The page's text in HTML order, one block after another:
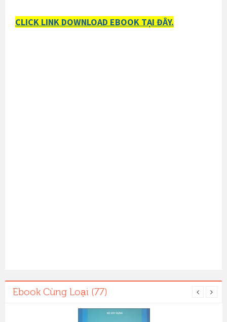
CLICK LINK DOWNLOAD EBOOK TẠI ĐÂY.
Ebook Cùng Loại (77)